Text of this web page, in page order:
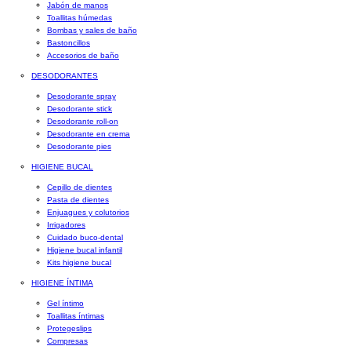
Jabón de manos
Toallitas húmedas
Bombas y sales de baño
Bastoncillos
Accesorios de baño
DESODORANTES
Desodorante spray
Desodorante stick
Desodorante roll-on
Desodorante en crema
Desodorante pies
HIGIENE BUCAL
Cepillo de dientes
Pasta de dientes
Enjuagues y colutorios
Irrigadores
Cuidado buco-dental
Higiene bucal infantil
Kits higiene bucal
HIGIENE ÍNTIMA
Gel íntimo
Toallitas íntimas
Protegeslips
Compresas